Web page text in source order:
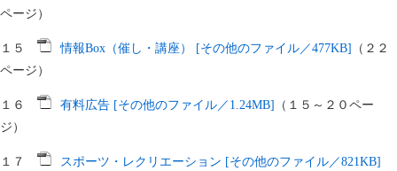
ページ）
１５ 情報Box（催し・講座） [その他のファイル／477KB]
（２２
ページ）
１６ 有料広告 [その他のファイル／1.24MB]
（１５～２０ペー
ジ）
１７
スポーツ・レクリエーション [その他のファイル／821KB]